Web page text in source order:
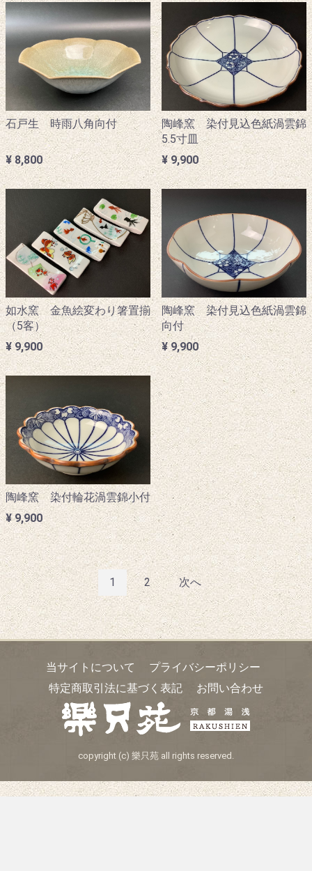
石戸生 時雨八角向付
¥ 8,800
陶峰窯 染付見込色紙渦雲錦
5.5寸皿
¥ 9,900
如水窯 金魚絵変わり箸置揃
（5客）
¥ 9,900
陶峰窯 染付見込色紙渦雲錦
向付
¥ 9,900
陶峰窯 染付輪花渦雲錦小付
¥ 9,900
1 2 次へ
当サイトについて
プライバシーポリシー
特定商取引法に基づく表記
お問い合わせ
copyright (c) 樂只苑 all rights reserved.